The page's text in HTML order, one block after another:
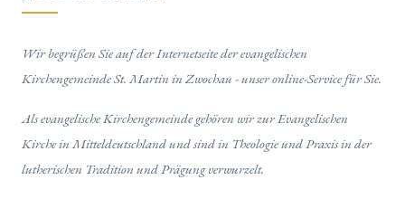
Wir begrüßen Sie auf der Internetseite der evangelischen
Kirchengemeinde St. Martin in Zwochau - unser online-Service für Sie.
Als evangelische Kirchengemeinde gehören wir zur Evangelischen
Kirche in Mitteldeutschland und sind in Theologie und Praxis in der
lutherischen Tradition und Prägung verwurzelt.